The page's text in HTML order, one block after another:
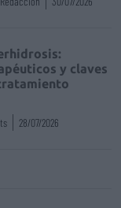
y claves
28/07/2026